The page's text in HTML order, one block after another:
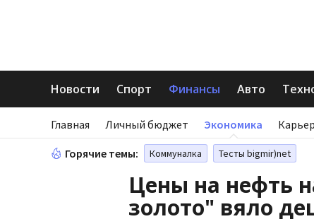
Новости Спорт Финансы Авто
Главная Личный бюджет Экономика
Горячие темы: Коммуналка Тесты bigmir)net
Цены на нефть
золото" вяло